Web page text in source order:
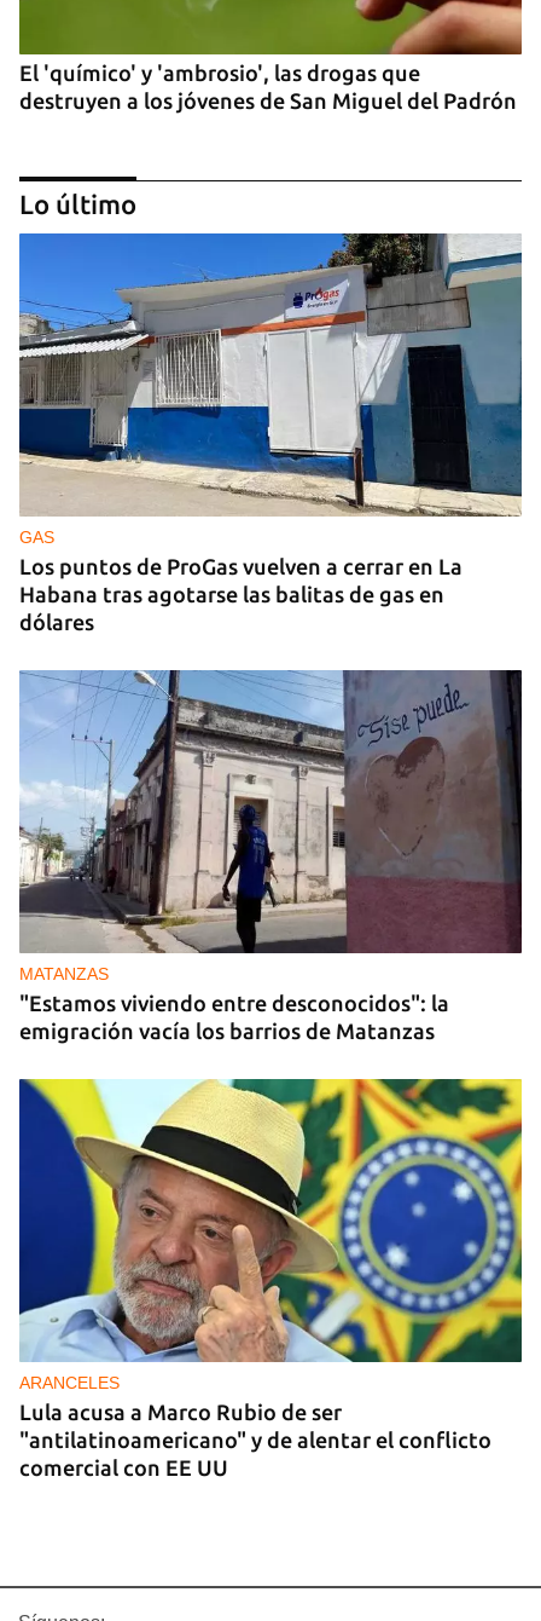
El 'químico' y 'ambrosio', las drogas que
destruyen a los jóvenes de San Miguel del Padrón
"Fama y Aplausos", el 20 plantas de La Habana
que se ha convertido en un infierno
Lo último
GAS
Los puntos de ProGas vuelven a cerrar en La
Habana tras agotarse las balitas de gas en
dólares
MATANZAS
"Estamos viviendo entre desconocidos": la
emigración vacía los barrios de Matanzas
ARANCELES
Lula acusa a Marco Rubio de ser
"antilatinoamericano" y de alentar el conflicto
comercial con EE UU